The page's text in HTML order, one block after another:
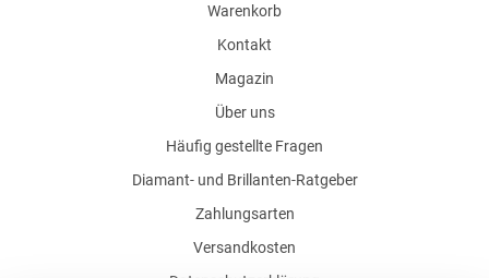
Warenkorb
Kontakt
Magazin
Über uns
Häufig gestellte Fragen
Diamant- und Brillanten-Ratgeber
Zahlungsarten
Versandkosten